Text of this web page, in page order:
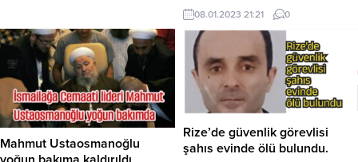
ve muhabbet Muhterem
müslümanlar Aile Yüce Rabbimizin
bizlere bahşettiği sayısız
nimetlerden bir tanesidir. Aile,
ruhun sekinet bulduğu; insanın
insana, cânın cânâna...
bir araç içerisinde bulunan şahıslar
üzerinde yapılan kontrollerde 2.497
kutu halinde toplam 139.842 kapsül
sentetik ecza ele geçirildi. Samsun
Narkotik Suçlarla Mücadele Şube
Müdürlüğü görevlilerince, edilen
istihbari bilgiler neticesinde bir araç
yapılan kontrollerde 2.497 kutu
halinde toplam 139.842...
08.01.2023 21:21 0
Mahmut Ustaosmanoğlu
Rize’de güvenlik görevlisi
şahıs evinde ölü bulundu.